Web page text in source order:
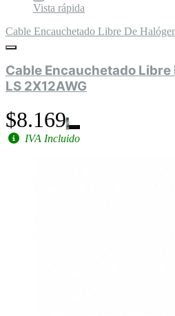
Vista rápida
Cable Encauchetado Libre De
Cable Encauchetado Libre
LS 2X12AWG
$8.169
IVA Incluido